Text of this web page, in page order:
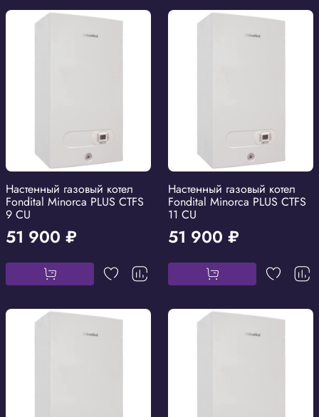
Настенный газовый котел
Fondital Minorca PLUS CTFS
9 CU
51 900 ₽
Настенный газовый котел
Fondital Minorca PLUS CTFS
11 CU
51 900 ₽